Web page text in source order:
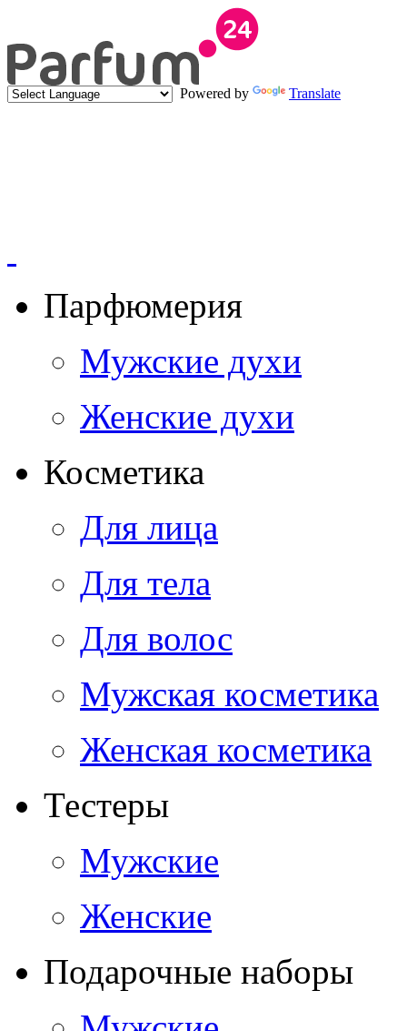
Powered by Translate
Парфюмерия
Мужские духи
Женские духи
Косметика
Для лица
Для тела
Для волос
Мужская косметика
Женская косметика
Тестеры
Мужские
Женские
Подарочные наборы